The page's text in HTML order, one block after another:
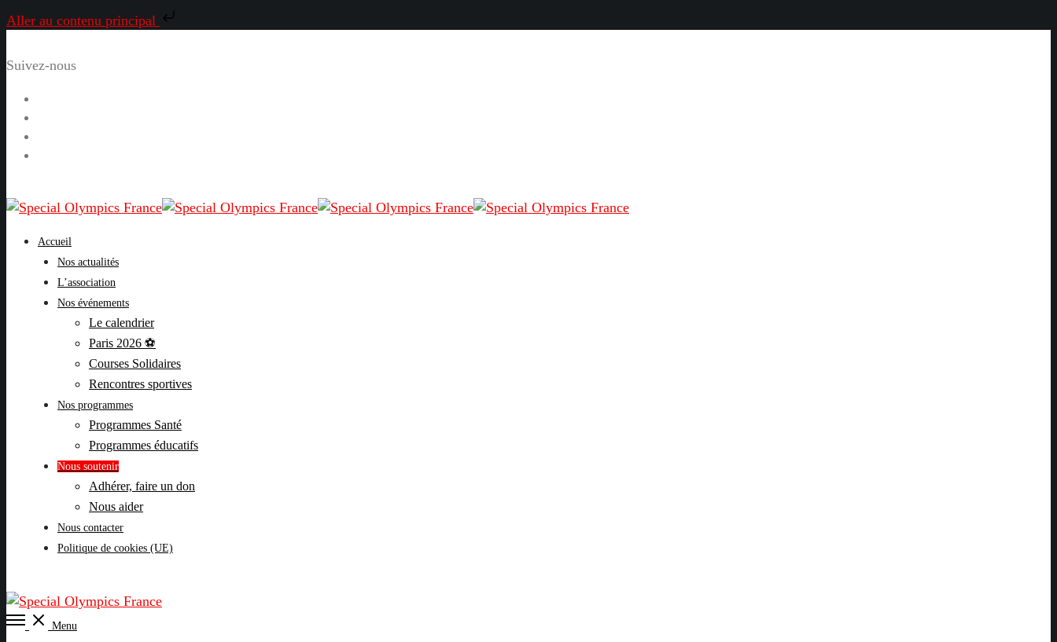
Aller au contenu principal
Suivez-nous
Accueil
Nos actualités
L’association
Nos événements
Le calendrier
Paris 2026 ⚽
Courses Solidaires
Rencontres sportives
Nos programmes
Programmes Santé
Programmes éducatifs
Nous soutenir
Adhérer, faire un don
Nous aider
Nous contacter
Politique de cookies (UE)
Open
Menu